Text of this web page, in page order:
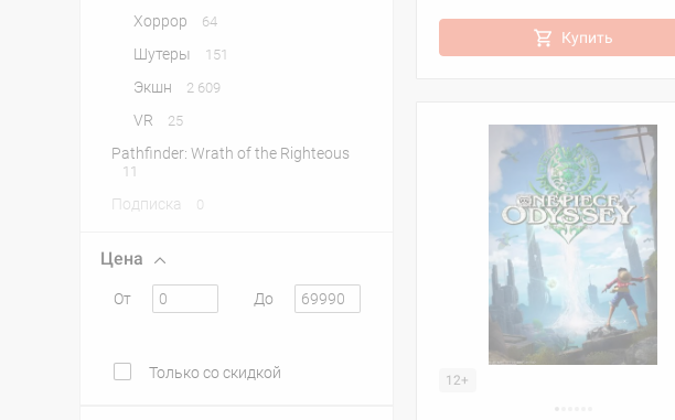
Хоррор 64
Шутеры 151
Экшн 2 609
VR 25
Pathfinder: Wrath of the Righteous
11
Подписка 0
Цена
От До
Только со скидкой
Купить
12+